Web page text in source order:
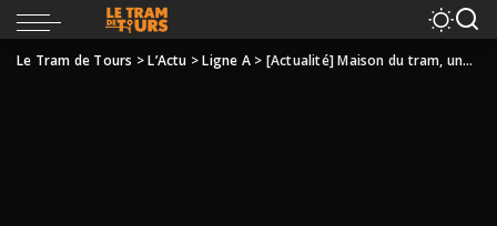
Le Tram de Tours >L’Actu >Ligne A> [Actualité] Maison du tram, une page se tourne …